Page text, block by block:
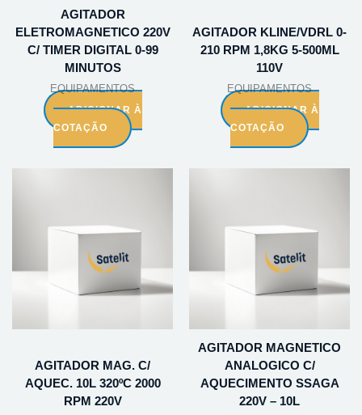
AGITADOR
ELETROMAGNETICO 220V
C/ TIMER DIGITAL 0-99
MINUTOS
EQUIPAMENTOS
ADICIONAR À
COTAÇÃO
AGITADOR KLINE/VDRL 0-
210 RPM 1,8KG 5-500ML
110V
EQUIPAMENTOS
ADICIONAR À
COTAÇÃO
AGITADOR MAG. C/
AQUEC. 10L 320ºC 2000
RPM 220V
AGITADOR MAGNETICO
ANALOGICO C/
AQUECIMENTO SSAGA
220V – 10L